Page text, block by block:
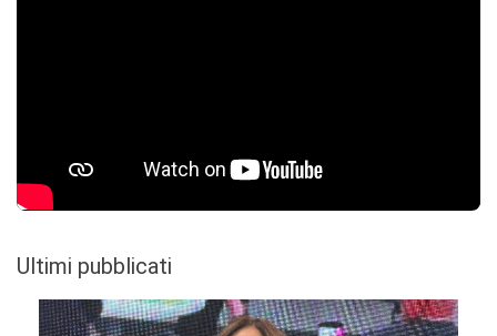
Ultimi pubblicati